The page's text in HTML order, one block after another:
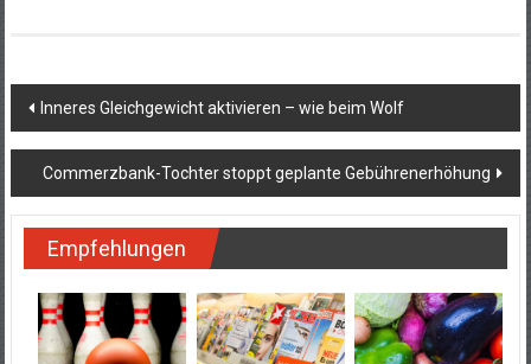
Beitragsnavigation
Inneres Gleichgewicht aktivieren – wie beim Wolf
Commerzbank-Tochter stoppt geplante Gebührenerhöhung
Empfehlungen